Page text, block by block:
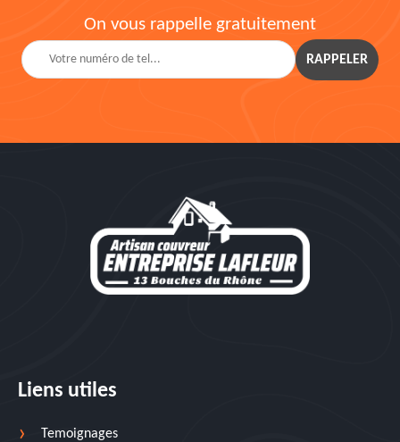
On vous rappelle gratuitement
Liens utiles
Temoignages